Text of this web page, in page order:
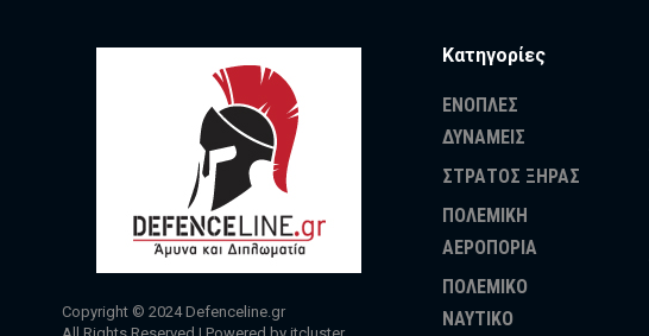
Copyright © 2024 Defenceline.gr
Κατηγορίες
ΕΝΟΠΛΕΣ
ΔΥΝΑΜΕΙΣ
ΣΤΡΑΤΟΣ ΞΗΡΑΣ
ΠΟΛΕΜΙΚΗ
ΑΕΡΟΠΟΡΙΑ
ΠΟΛΕΜΙΚΟ
ΝΑΥΤΙΚΟ